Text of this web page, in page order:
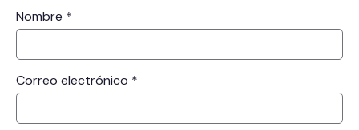
Nombre *
Correo electrónico *